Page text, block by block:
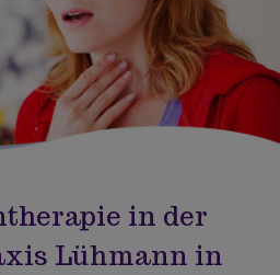
in der
Lühmann in